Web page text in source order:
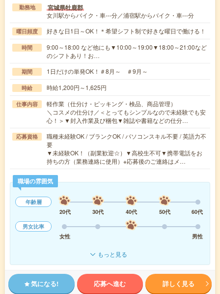
勤務地 宮城県牡鹿郡
女川駅からバイク・車---分／浦宿駅からバイク・車---分
曜日頻度 好きな日1日～OK！＊希望シフト制で好きな曜日で働ける！
時間
9:00～18:00 など他にも▼10:00～19:00▼18:00～21:00など
のシフトあり！お…
期間 1日だけの単発OK！＃8月～ ＃9月～
時給 時給1,200円～1,625円
仕事内容
軽作業（仕分け・ピッキング・検品、商品管理）
＼コスメの仕分け／＜とってもシンプルなので未経験でも安
心！＞▼封入作業及び梱包▼雑誌や書籍などの仕分…
応募資格
職種未経験OK / ブランクOK / パソコンスキル不要 / 英語力不
要
▼未経験OK！（副業歓迎☆）▼高校生不可▼携帯電話をお
持ちの方（業務連絡に使用）※応募後のご連絡はメ…
職場の雰囲気
年齢層
20代
30代 40代 50代
60代
男女比率
女性
男性
もっと見る
気になる! 応募へ進む 詳しく見る